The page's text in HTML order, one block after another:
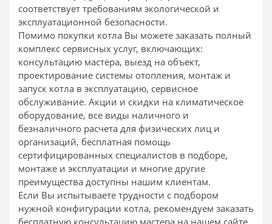
соответствует требованиям экологической и
эксплуатационной безопасности.
Помимо покупки котла Вы можете заказать полный
комплекс сервисных услуг, включающих:
консультацию мастера, выезд на объект,
проектирование системы отопления, монтаж и
запуск котла в эксплуатацию, сервисное
обслуживание. Акции и скидки на климатическое
оборудование, все виды наличного и
безналичного расчета для физических лиц и
организаций, бесплатная помощь
сертифицированных специалистов в подборе,
монтаже и эксплуатации и многие другие
преимущества доступны нашим клиентам.
Если Вы испытываете трудности с подбором
нужной конфигурации котла, рекомендуем заказать